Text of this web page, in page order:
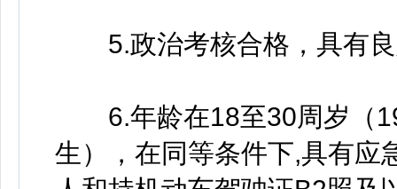
5.政治考核合格，具有良
6.年龄在18至30周岁（
生），在同等条件下,具有应